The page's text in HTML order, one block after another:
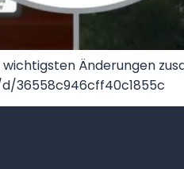
Änderungen
36558c946cff40c1855c